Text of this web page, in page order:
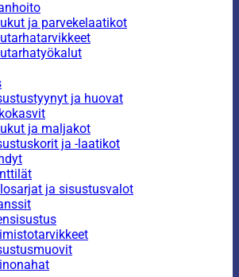
ja parvekelaatikot
ja huovat
ja maljakot
ja -laatikot
ja sisustusvalot